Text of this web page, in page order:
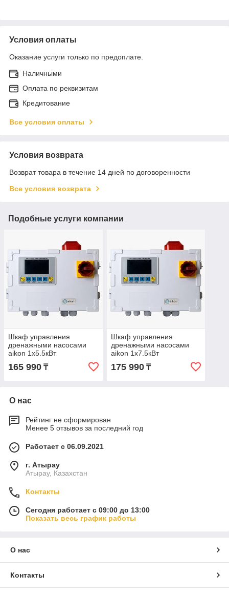
Условия оплаты
Оказание услуги только по предоплате.
Наличными
Оплата по реквизитам
Кредитование
Все условия оплаты
Условия возврата
Возврат товара в течение 14 дней по договоренности
Все условия возврата
Подобные услуги компании
Шкаф управления
дренажными насосами
aikon 1х5.5кВт
1х220/3х380В PD-X-D01-
N05Y
165 990 ₸
Шкаф управления
дренажными насосами
aikon 1х7.5кВт
1х220/3х380В PD-X-D01-
N07Y
175 990₸
О нас
Рейтинг не сформирован
Менее 5 отзывов за последний год
Работает с 06.09.2021
г. Атырау
Атырау, Казахстан
Контакты
Сегодня работает с 09:00 до 13:00
Показать весь график работы
О нас
Контакты